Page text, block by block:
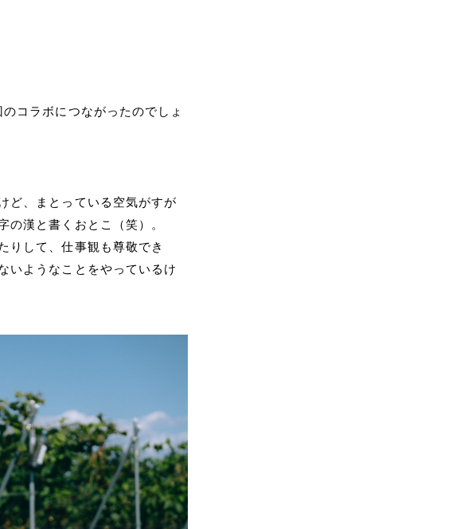
コラボにつながったのでしょ
ど、まとっている空気がすが
漢と書くおとこ（笑）。
りして、仕事観も尊敬でき
いようなことをやっているけ